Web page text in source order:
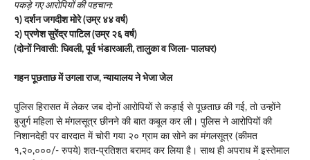
पकड़े गए आरोपियों की पहचान:
१) दर्शन जगदीश मोरे (उम्र ४४ वर्ष)
२) प्रणेश सुरेंद्र पाटिल (उम्र २६ वर्ष)
(दोनों निवासी: घिवली, पूर्व भंडारआली, तालुका व जिला- पालघर)
गहन पूछताछ में उगला राज, न्यायालय ने भेजा जेल
पुलिस हिरासत में लेकर जब दोनों आरोपियों से कड़ाई से पूछताछ की गई, तो उन्होंने
बुजुर्ग महिला से मंगलसूत्र छीनने की बात कबूल कर ली। पुलिस ने आरोपियों की
निशानदेही पर वारदात में चोरी गया २० ग्राम का सोने का मंगलसूत्र (कीमत
१,२०,०००/- रुपये) शत-प्रतिशत बरामद कर लिया है। साथ ही अपराध में इस्तेमाल